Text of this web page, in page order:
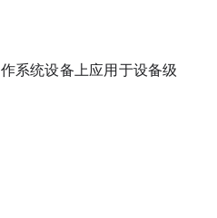
系统设备上应用于设备级